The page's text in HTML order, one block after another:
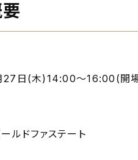
27日(木)14:00～16:00(開
ルドファステート